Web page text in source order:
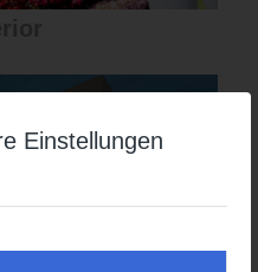
Einstellungen